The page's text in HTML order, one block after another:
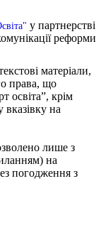
у партнерстві
реформи
матеріали,
права, що
освіта”, крім
вказівку на
лише з
на
погодження з